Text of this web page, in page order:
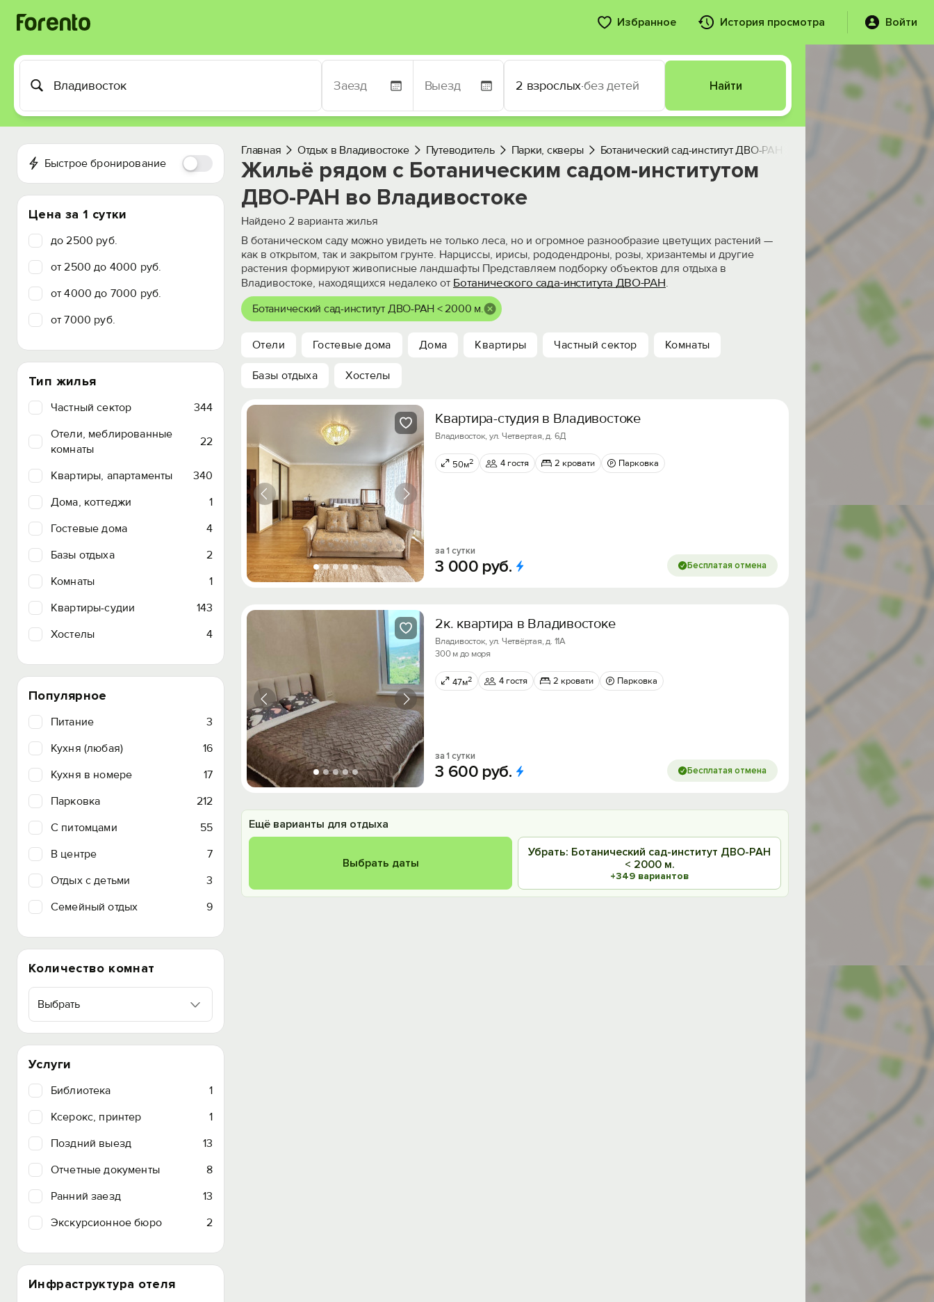
Избранное История просмотра Войти
2 взрослых·без детей Найти
Быстрое бронирование
Цена за 1 сутки
до 2500 руб.
от 2500 до 4000 руб.
от 4000 до 7000 руб.
от 7000 руб.
Тип жилья
Частный сектор
344
Отели, меблированные
комнаты
22
Квартиры, апартаменты
340
Дома, коттеджи
1
Гостевые дома
4
Базы отдыха
2
Комнаты
1
Квартиры-судии
143
Хостелы
4
Популярное
Питание
3
Кухня (любая)
16
Кухня в номере
17
Парковка
212
C питомцами
55
В центре
7
Отдых с детьми
3
Семейный отдых
9
Количество комнат
Выбрать
Услуги
Библиотека
1
Ксерокс, принтер
1
Поздний выезд
13
Отчетные документы
8
Ранний заезд
13
Экскурсионное бюро
2
Инфраструктура отеля
Главная Отдых в Владивостоке Путеводитель Парки, скверы Ботанический сад-институт ДВО-РАН
Жильё рядом с Ботаническим садом-институтом
ДВО-РАН во Владивостоке
Найдено 2 варианта жилья
В ботаническом саду можно увидеть не только леса, но и огромное разнообразие цветущих растений —
как в открытом, так и закрытом грунте. Нарциссы, ирисы, рододендроны, розы, хризантемы и другие
растения формируют живописные ландшафты Представляем подборку объектов для отдыха в
Владивостоке, находящихся недалеко от Ботанического сада-института ДВО-РАН.
Ботанический сад-институт ДВО-РАН < 2000 м.
Отели Гостевые дома Дома Квартиры Частный сектор Комнаты
Базы отдыха Хостелы
Квартира-студия в Владивостоке
Владивосток, ул. Четвертая, д. 6Д
50м2 4 гостя 2 кровати Парковка
за 1 сутки
3 000 руб. Бесплатая отмена
2к. квартира в Владивостоке
Владивосток, ул. Четвёртая, д. 11А
300 м до моря
47м2 4 гостя 2 кровати Парковка
за 1 сутки
3 600 руб. Бесплатая отмена
Ещё варианты для отдыха
Выбрать даты
Убрать: Ботанический сад-институт ДВО-РАН
< 2000 м.
+349 вариантов